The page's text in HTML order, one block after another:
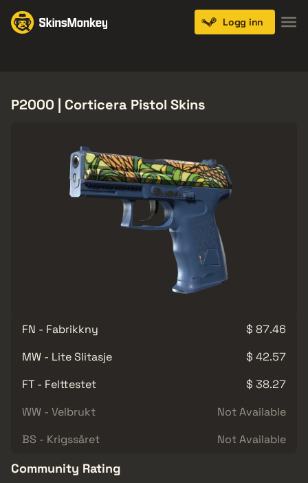
Logg inn
P2000 | Corticera Pistol Skins
FN - Fabrikkny
$ 87.46
MW - Lite Slitasje
$ 42.57
FT - Felttestet
$ 38.27
WW - Velbrukt
Not Available
BS - Krigssåret
Not Available
Community Rating